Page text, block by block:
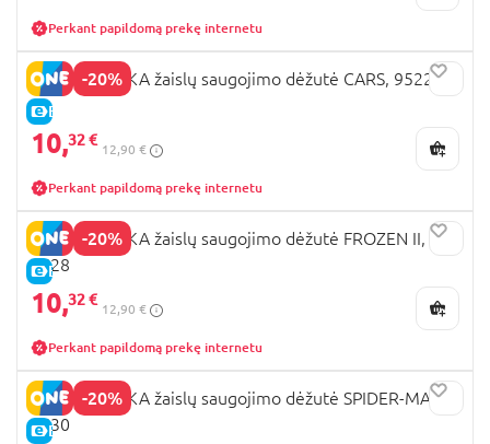
Perkant papildomą prekę internetu
-20%
E-KAINA
SEVEN POLSKA žaislų saugojimo dėžutė CARS, 9522
10,32 €
12,90 €
Perkant papildomą prekę internetu
-20%
E-KAINA
SEVEN POLSKA žaislų saugojimo dėžutė FROZEN II,
9528
10,32 €
12,90 €
Perkant papildomą prekę internetu
-20%
E-KAINA
SEVEN POLSKA žaislų saugojimo dėžutė SPIDER-MAN,
9530